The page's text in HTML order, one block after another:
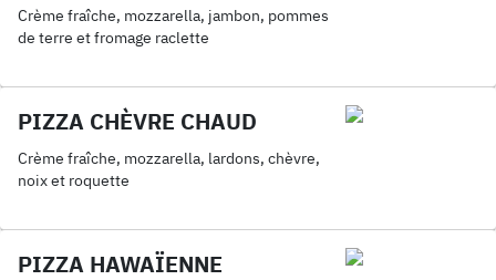
Crème fraîche, mozzarella, jambon, pommes
de terre et fromage raclette
PIZZA CHÈVRE CHAUD
Crème fraîche, mozzarella, lardons, chèvre,
noix et roquette
PIZZA HAWAÏENNE